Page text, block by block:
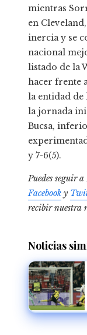
mientras
en
inercia y se
nacional
listado de la
hacer frente
la entidad de
la jornada
Bucsa,
y 7-6(5).
Puedes seguir
Facebook y
recibirnuestra
Noticias